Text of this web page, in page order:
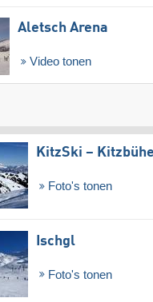
Aletsch Arena
Video tonen
KitzSki –
Foto's tonen
Ischgl
Foto's tonen